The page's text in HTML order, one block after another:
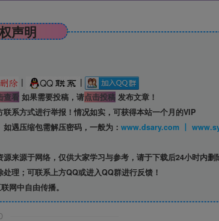
声明
|
|
查看如果需要投稿，请点击投稿发布文章！
系方式进行举报！情况如实，可获得本站一个月的VIP
遇压缩包需解压密码，一般为：
www.dsary.com
源来源于网络，仅供大家学习与参考，请于下载后24小时内删
理；可联系上方QQ或进入QQ群进行反馈！
网中自由传播。